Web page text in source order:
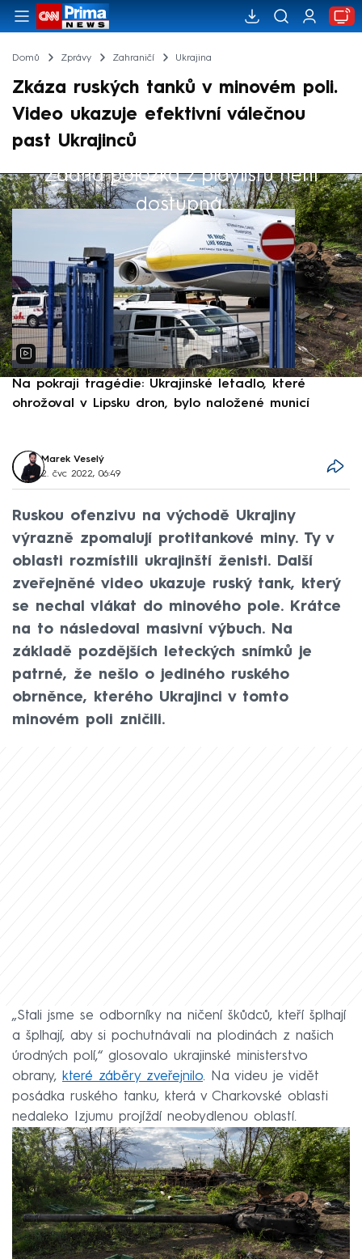
Domů Zprávy Zahraničí Ukrajina
Zkáza ruských tanků v minovém poli.
Video ukazuje efektivní válečnou
past Ukrajinců
Žádná položka z playlistu není
dostupná.
Výběr redakce
Na pokraji tragédie: Ukrajinské letadlo, které
ohrožoval v Lipsku dron, bylo naložené municí
Marek Veselý
2. čvc 2022, 06:49
Ruskou ofenzivu na východě Ukrajiny
výrazně zpomalují protitankové miny. Ty v
oblasti rozmístili ukrajinští ženisti. Další
zveřejněné video ukazuje ruský tank, který
se nechal vlákat do minového pole. Krátce
na to následoval masivní výbuch. Na
základě pozdějších leteckých snímků je
patrné, že nešlo o jediného ruského
obrněnce, kterého Ukrajinci v tomto
minovém poli zničili.
„Stali jsme se odborníky na ničení škůdců, kteří šplhají
a šplhají, aby si pochutnávali na plodinách z našich
úrodných polí,“ glosovalo ukrajinské ministerstvo
obrany, které záběry zveřejnilo. Na videu je vidět
posádka ruského tanku, která v Charkovské oblasti
nedaleko Izjumu projíždí neobydlenou oblastí.